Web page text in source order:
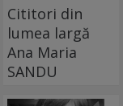
Cititori din
lumea largă
Ana Maria
SANDU